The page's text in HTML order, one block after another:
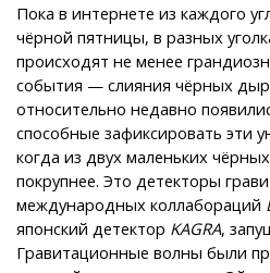
Пока в интернете из каждого
чёрной пятницы, в разных
происходят не менее
события — слияния чёрных
относительно недавно
способные зафиксировать эти
когда из двух маленьких
покрупнее. Это детекторы
международных коллабораций
японский детектор KAGRA,
Гравитационные волны были